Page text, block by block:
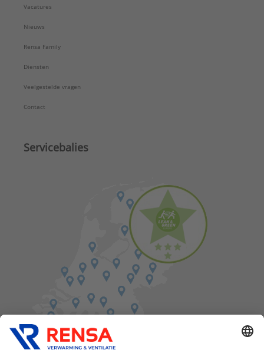
Vacatures
Nieuws
Rensa Family
Diensten
Veelgestelde vragen
Contact
Servicebalies